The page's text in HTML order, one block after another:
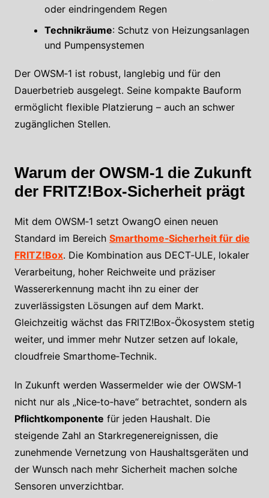
oder eindringendem Regen
Technikräume: Schutz von Heizungsanlagen
und Pumpensystemen
Der OWSM‑1 ist robust, langlebig und für den
Dauerbetrieb ausgelegt. Seine kompakte Bauform
ermöglicht flexible Platzierung – auch an schwer
zugänglichen Stellen.
Warum der OWSM‑1 die Zukunft
der FRITZ!Box‑Sicherheit prägt
Mit dem OWSM‑1 setzt OwangO einen neuen
Standard im Bereich Smarthome‑Sicherheit für die
FRITZ!Box. Die Kombination aus DECT‑ULE, lokaler
Verarbeitung, hoher Reichweite und präziser
Wassererkennung macht ihn zu einer der
zuverlässigsten Lösungen auf dem Markt.
Gleichzeitig wächst das FRITZ!Box‑Ökosystem stetig
weiter, und immer mehr Nutzer setzen auf lokale,
cloudfreie Smarthome‑Technik.
In Zukunft werden Wassermelder wie der OWSM‑1
nicht nur als „Nice‑to‑have“ betrachtet, sondern als
Pflichtkomponente für jeden Haushalt. Die
steigende Zahl an Starkregenereignissen, die
zunehmende Vernetzung von Haushaltsgeräten und
der Wunsch nach mehr Sicherheit machen solche
Sensoren unverzichtbar.